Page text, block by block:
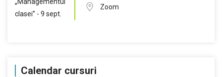
Zoom
Calendar cursuri